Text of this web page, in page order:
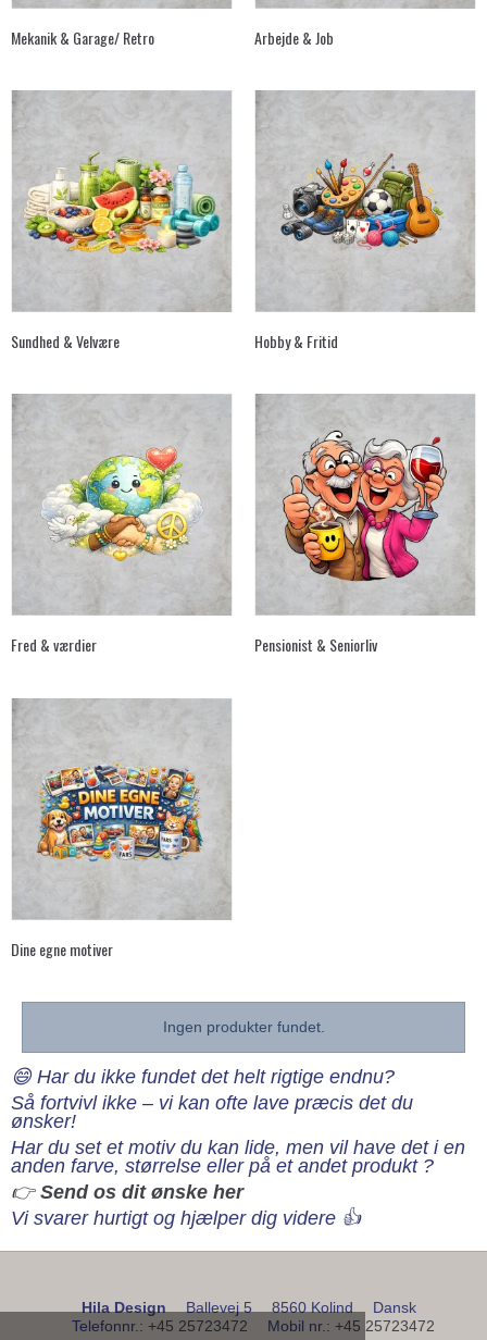
Mekanik & Garage/ Retro Arbejde & Job
Sundhed & Velvære Hobby & Fritid
Fred & værdier Pensionist & Seniorliv
Dine egne motiver
Ingen produkter fundet.
😄 Har du ikke fundet det helt rigtige endnu?
Så fortvivl ikke – vi kan ofte lave præcis det du
ønsker!
Har du set et motiv du kan lide, men vil have det i en
anden farve, størrelse eller på et andet produkt ?
👉Send os dit ønske her
Vi svarer hurtigt og hjælper dig videre 👍
Hila Design Ballevej 5 8560 Kolind
Dansk
Telefonnr.: +45 25723472 Mobil nr.: +45 25723472